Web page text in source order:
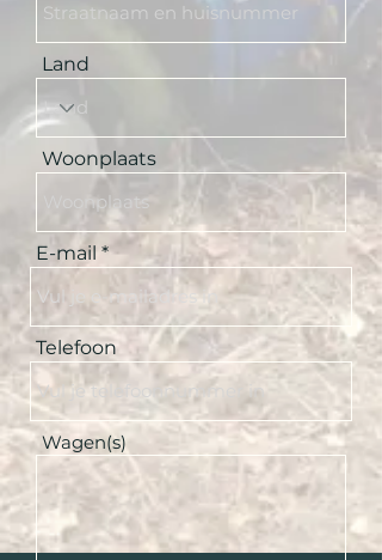
Land
Woonplaats
E-mail
Telefoon
Wagen(s)